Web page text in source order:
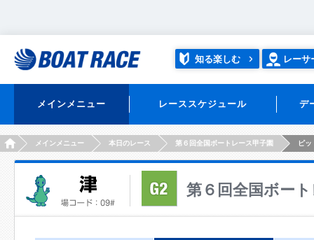
知る楽しむ レーサ
メインメニュー レーススケジュール デ
HOMEメインメニュー 本日のレース 第６回全国ボートレース甲子園 ピ
第６回全国ボー